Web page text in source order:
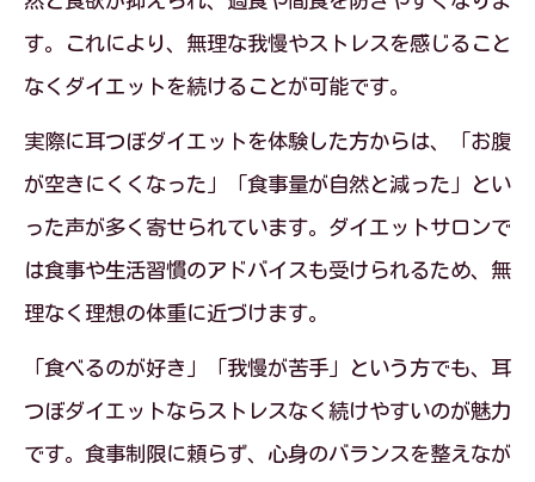
す。これにより、無理な我慢やストレスを感じること
なくダイエットを続けることが可能です。
実際に耳つぼダイエットを体験した方からは、「お腹
が空きにくくなった」「食事量が自然と減った」とい
った声が多く寄せられています。ダイエットサロンで
は食事や生活習慣のアドバイスも受けられるため、無
理なく理想の体重に近づけます。
「食べるのが好き」「我慢が苦手」という方でも、耳
つぼダイエットならストレスなく続けやすいのが魅力
です。食事制限に頼らず、心身のバランスを整えなが